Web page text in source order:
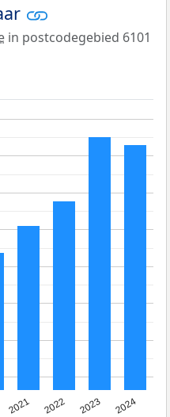
in postcodegebied 6101
2021 2022 2023 2024